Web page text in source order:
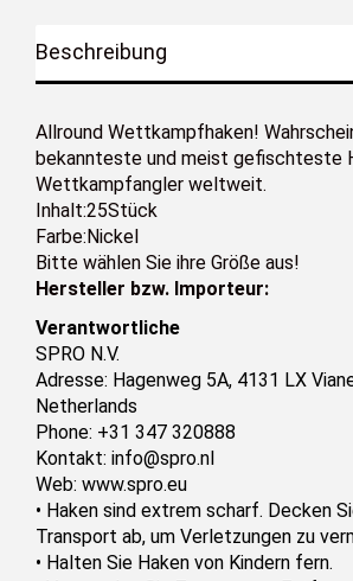
Beschreibung
Allround Wettkampfhaken!
bekannteste und meist gefischteste
Wettkampfangler weltweit.
Inhalt:25Stück
Farbe:Nickel
Bitte wählen Sie ihre Größe aus!
Hersteller bzw. Importeur:
Verantwortliche
SPRO N.V.
Adresse: Hagenweg 5A, 4131 LX
Netherlands
Phone: +31 347 320888
Kontakt: info@spro.nl
Web: www.spro.eu
• Haken sind extrem scharf. Decken
Transport ab, um Verletzungen zu
• Halten Sie Haken von Kindern fern.